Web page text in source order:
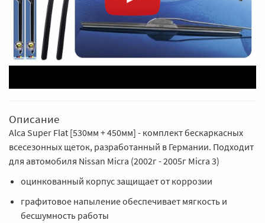
Описание
Alca Super Flat [530мм + 450мм] - комплект бескаркасных
всесезонных щеток, разработанный в Германии. Подходит
для автомобиля Nissan Micra (2002г - 2005г Micra 3)
оцинкованный корпус защищает от коррозии
графитовое напыление обеспечивает мягкость и
бесшумность работы